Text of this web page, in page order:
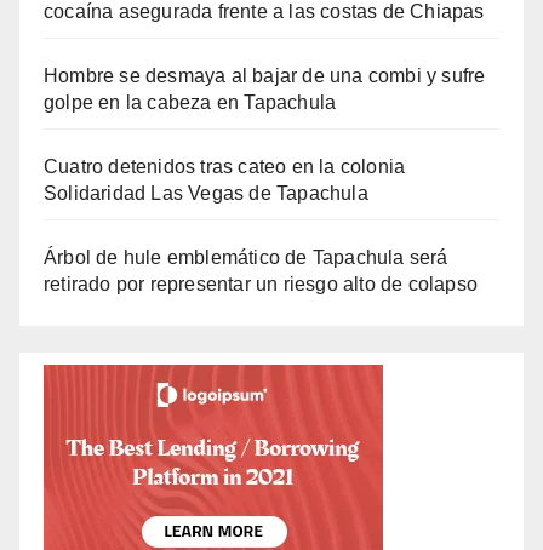
cocaína asegurada frente a las costas de Chiapas
Hombre se desmaya al bajar de una combi y sufre
golpe en la cabeza en Tapachula
Cuatro detenidos tras cateo en la colonia
Solidaridad Las Vegas de Tapachula
Árbol de hule emblemático de Tapachula será
retirado por representar un riesgo alto de colapso